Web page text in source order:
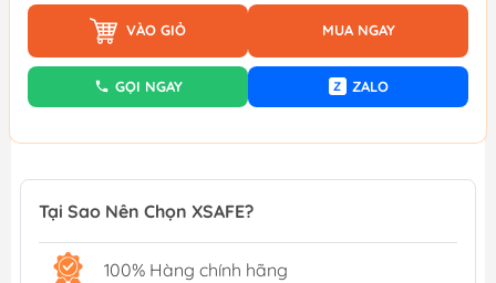
VÀO GIỎ MUA NGAY
GỌI NGAY Z ZALO
Tại Sao Nên Chọn XSAFE?
100% Hàng chính hãng